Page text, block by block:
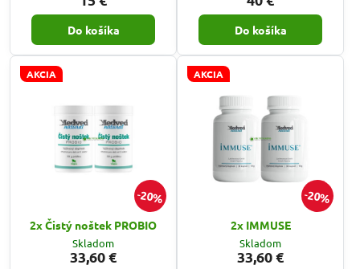
Do košíka Do košíka
20%
AKCIA
2x Čistý noštek PROBIO
Skladom
33,60 €
20%
AKCIA
2x IMMUSE
Skladom
33,60 €